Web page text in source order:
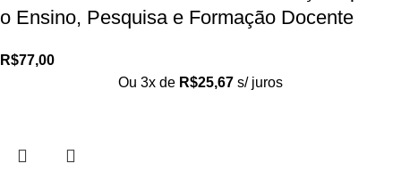
o Ensino, Pesquisa e Formação Docente
R$77,00
Ou 3x de R$25,67 s/ juros